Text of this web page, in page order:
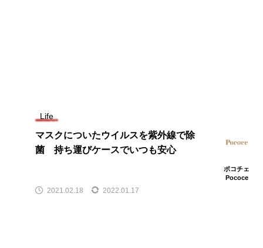
Life
マスクについたウイルスを紫外線で除
菌 持ち運びケースでいつも安心
ポコチェ
Pococe
2021.02.18 2022.01.17